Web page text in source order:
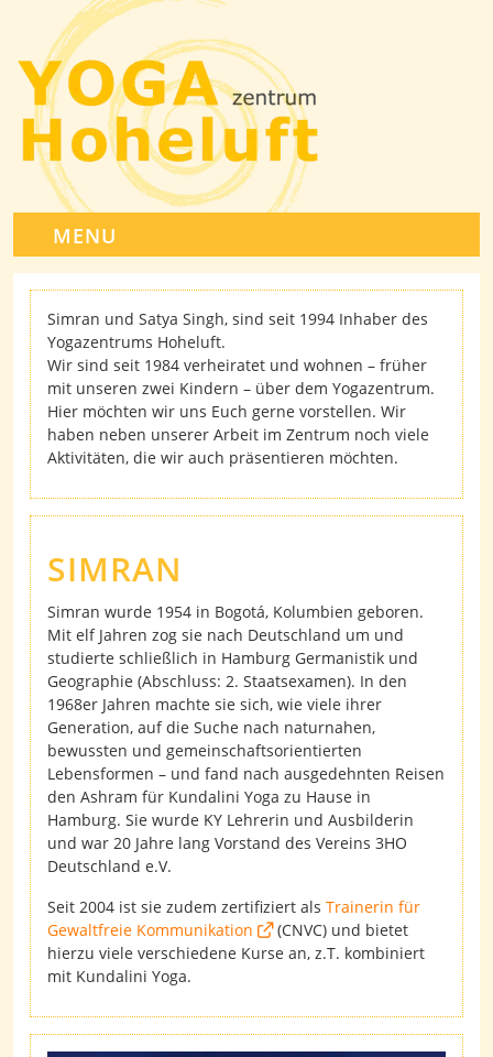
MENU
Simran und Satya Singh, sind seit 1994 Inhaber des
Yogazentrums Hoheluft.
Wir sind seit 1984 verheiratet und wohnen – früher
mit unseren zwei Kindern – über dem Yogazentrum.
Hier möchten wir uns Euch gerne vorstellen. Wir
haben neben unserer Arbeit im Zentrum noch viele
Aktivitäten, die wir auch präsentieren möchten.
SIMRAN
Simran wurde 1954 in Bogotá, Kolumbien geboren.
Mit elf Jahren zog sie nach Deutschland um und
studierte schließlich in Hamburg Germanistik und
Geographie (Abschluss: 2. Staatsexamen). In den
1968er Jahren machte sie sich, wie viele ihrer
Generation, auf die Suche nach naturnahen,
bewussten und gemeinschaftsorientierten
Lebensformen – und fand nach ausgedehnten Reisen
den Ashram für Kundalini Yoga zu Hause in
Hamburg. Sie wurde KY Lehrerin und Ausbilderin
und war 20 Jahre lang Vorstand des Vereins 3HO
Deutschland e.V.
Seit 2004 ist sie zudem zertifiziert als Trainerin für
Gewaltfreie Kommunikation
(CNVC) und bietet
hierzu viele verschiedene Kurse an, z.T. kombiniert
mit Kundalini Yoga.